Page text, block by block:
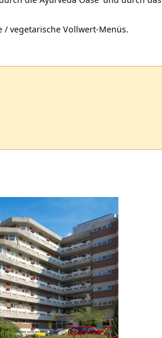
vegetarische Vollwert-Menüs.